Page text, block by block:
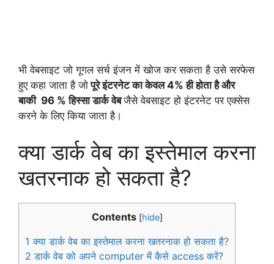
भी वेबसाइट जो गूगल सर्च इंजन में खोज कर सकता है उसे सरफेस
हुए कहा जाता है जोपूरे इंटरनेट का केवल 4% ही होता है और
बाकी 96 % हिस्सा डार्क वेबजैसे वेबसाइट हो इंटरनेट पर एक्सेस
करने के लिए किया जाता है।
क्या डार्क वेब का इस्तेमाल करना
खतरनाक हो सकता है?
Contents [hide]
1 क्या डार्क वेब का इस्तेमाल करना खतरनाक हो सकता है?
2 डार्क वेब को अपने computer में कैसे access करें?